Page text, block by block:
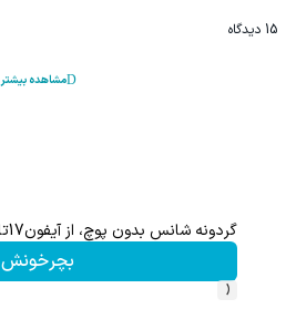
15 دیدگاه
مشاهده بیشتر
گردونه شانس بدون پوچ، از آیفون17تا PS5 و طلای دیجیتال و دلار🔥
بچرخونش
‹